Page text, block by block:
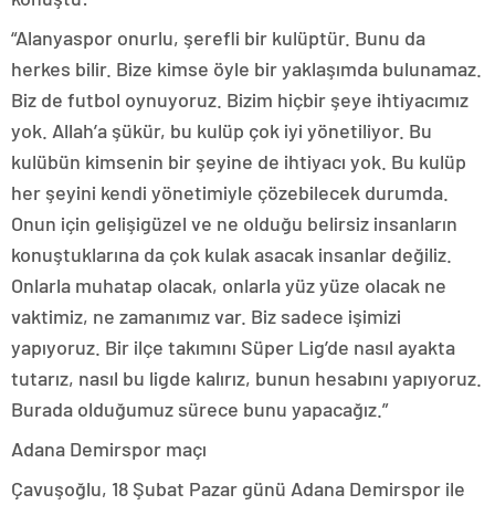
“Alanyaspor onurlu, şerefli bir kulüptür. Bunu da
herkes bilir. Bize kimse öyle bir yaklaşımda bulunamaz.
Biz de futbol oynuyoruz. Bizim hiçbir şeye ihtiyacımız
yok. Allah’a şükür, bu kulüp çok iyi yönetiliyor. Bu
kulübün kimsenin bir şeyine de ihtiyacı yok. Bu kulüp
her şeyini kendi yönetimiyle çözebilecek durumda.
Onun için gelişigüzel ve ne olduğu belirsiz insanların
konuştuklarına da çok kulak asacak insanlar değiliz.
Onlarla muhatap olacak, onlarla yüz yüze olacak ne
vaktimiz, ne zamanımız var. Biz sadece işimizi
yapıyoruz. Bir ilçe takımını Süper Lig’de nasıl ayakta
tutarız, nasıl bu ligde kalırız, bunun hesabını yapıyoruz.
Burada olduğumuz sürece bunu yapacağız.”
Adana Demirspor maçı
Çavuşoğlu, 18 Şubat Pazar günü Adana Demirspor ile